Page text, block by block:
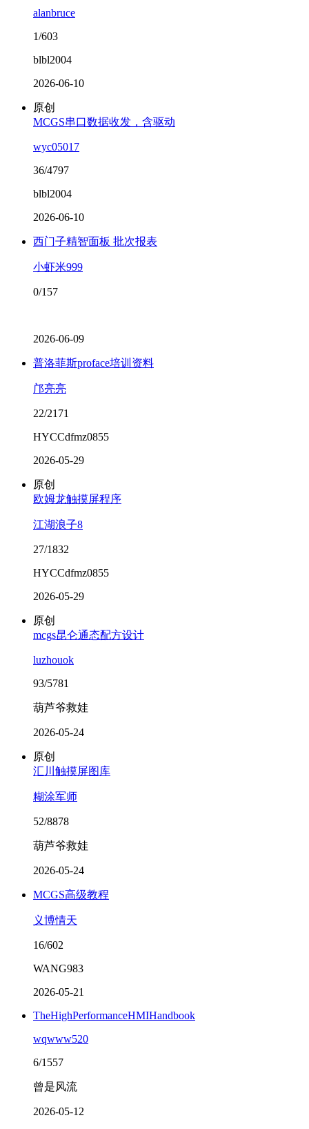
alanbruce
1/603
blbl2004
2026-06-10
原创
MCGS串口数据收发，含驱动
wyc05017
36/4797
blbl2004
2026-06-10
西门子精智面板 批次报表
小虾米999
0/157
2026-06-09
普洛菲斯proface培训资料
邝亮亮
22/2171
HYCCdfmz0855
2026-05-29
原创
欧姆龙触摸屏程序
江湖浪子8
27/1832
HYCCdfmz0855
2026-05-29
原创
mcgs昆仑通态配方设计
luzhouok
93/5781
葫芦爷救娃
2026-05-24
原创
汇川触摸屏图库
糊涂军师
52/8878
葫芦爷救娃
2026-05-24
MCGS高级教程
义博情天
16/602
WANG983
2026-05-21
TheHighPerformanceHMIHandbook
wqwww520
6/1557
曾是风流
2026-05-12